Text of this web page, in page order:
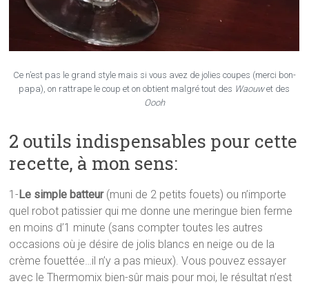
Ce n’est pas le grand style mais si vous avez de jolies coupes (merci bon-
papa), on rattrape le coup et on obtient malgré tout des Waouwet des
Oooh
2 outils indispensables pour cette
recette, à mon sens:
1-Le simple batteur (muni de 2 petits fouets) ou n’importe
quel robot patissier qui me donne une meringue bien ferme
en moins d’1 minute (sans compter toutes les autres
occasions où je désire de jolis blancs en neige ou de la
crème fouettée…il n’y a pas mieux). Vous pouvez essayer
avec le Thermomix bien-sûr mais pour moi, le résultat n’est